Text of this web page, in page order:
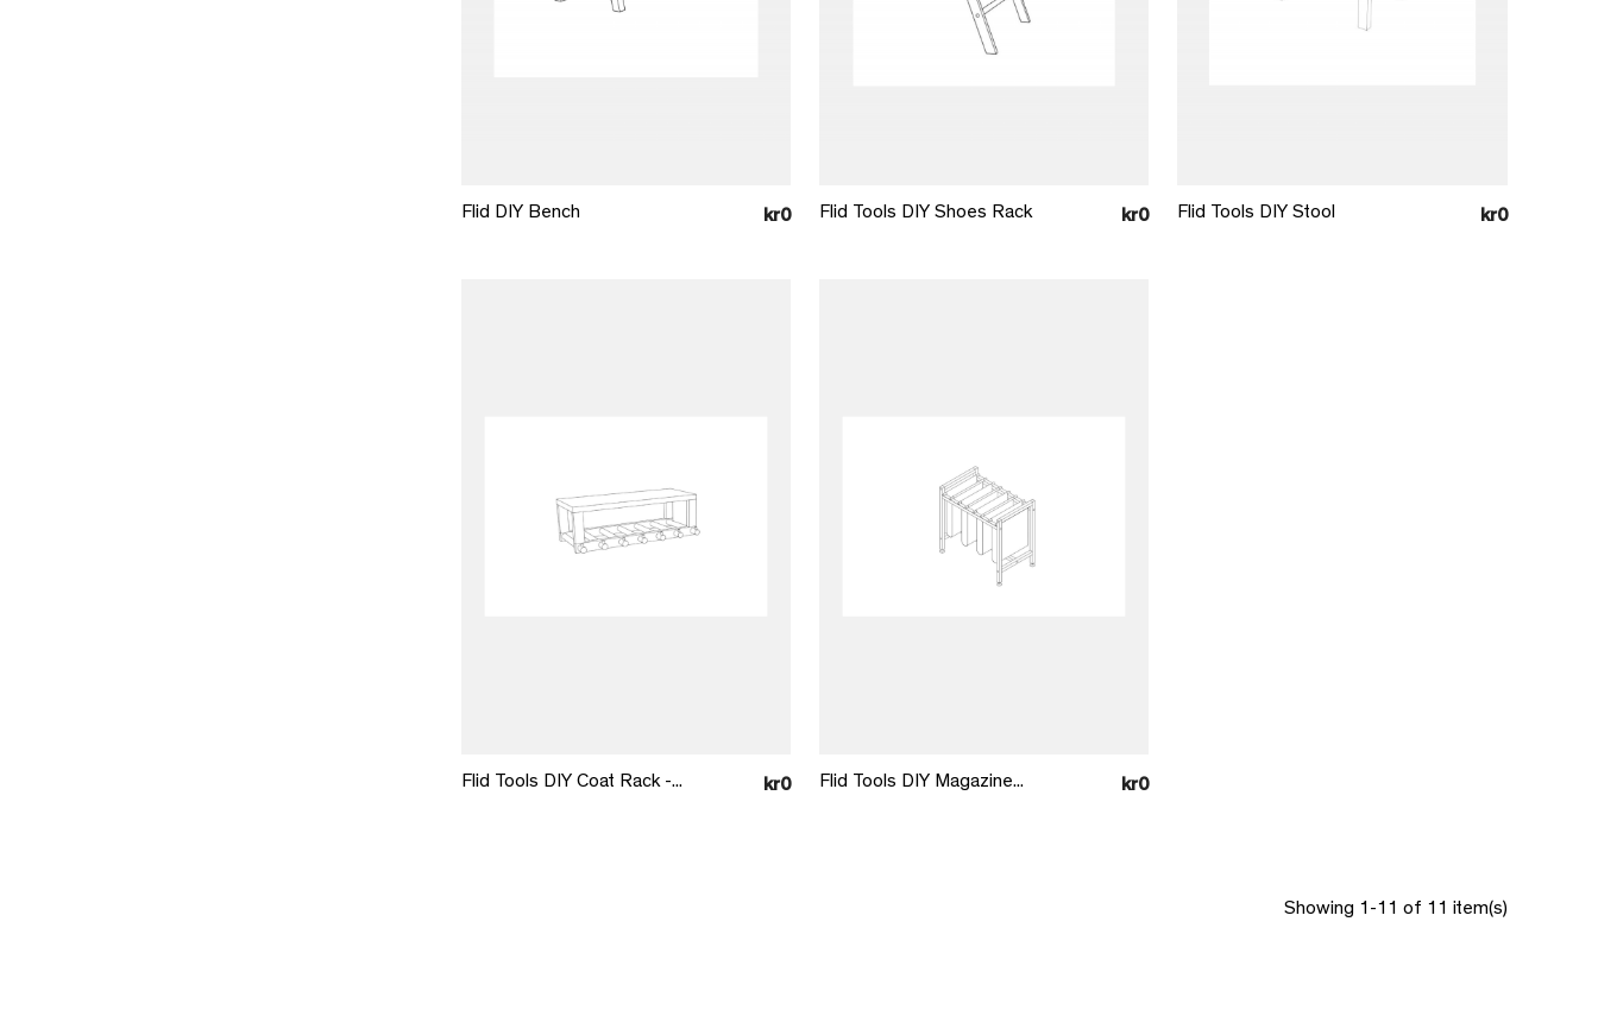
Flid DIY Bench kr0 Flid Tools DIY Shoes Rack kr0 Flid Tools DIY Stool kr0
Flid Tools DIY Coat Rack -... kr0 Flid Tools DIY Magazine... kr0
Showing 1-11 of 11 item(s)